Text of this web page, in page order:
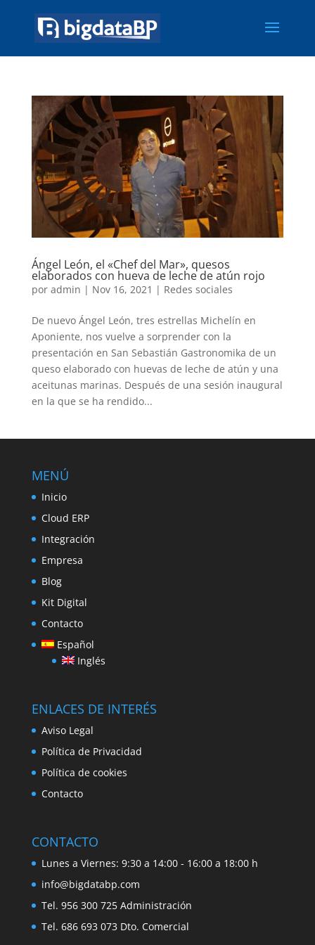
Ángel León, el «Chef del Mar», quesos
elaborados con hueva de leche de atún rojo
por admin | Nov 16, 2021 | Redes sociales
De nuevo Ángel León, tres estrellas Michelín en
Aponiente, nos vuelve a sorprender con la
presentación en San Sebastián Gastronomika de un
queso elaborado con huevas de leche de atún y una
aceitunas marinas. Después de una sesión inaugural
en la que se ha rendido...
MENÚ
Inicio
Cloud ERP
Integración
Empresa
Blog
Kit Digital
Contacto
Español
Inglés
ENLACES DE INTERÉS
Aviso Legal
Política de Privacidad
Política de cookies
Contacto
CONTACTO
Lunes a Viernes: 9:30 a 14:00 - 16:00 a 18:00 h
info@bigdatabp.com
Tel. 956 300 725 Administración
Tel. 686 693 073 Dto. Comercial